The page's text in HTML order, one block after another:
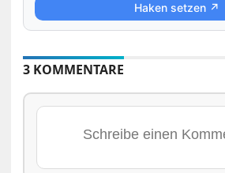
Haken setzen ↗
3 KOMMENTARE